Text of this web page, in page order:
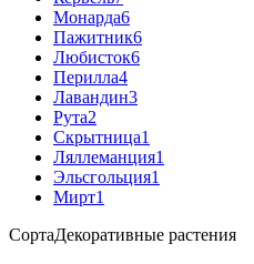
Монарда6
Пажитник6
Любисток6
Перилла4
Лавандин3
Рута2
Скрытница1
Ляллеманция1
Эльсгольция1
Мирт1
СортаДекоративные растения